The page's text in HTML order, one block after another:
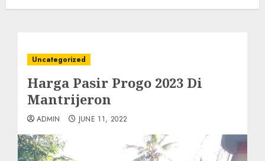
Uncategorized
Harga Pasir Progo 2023 Di
Mantrijeron
ADMIN JUNE 11, 2022